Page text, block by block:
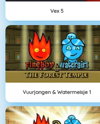
Vex 5
Vuurjongen & Watermeisje 1